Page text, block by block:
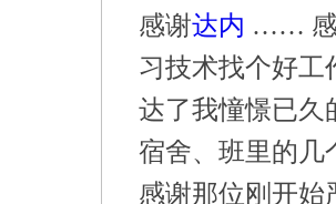
感谢达内 ……
习技术找个好工
达了我憧憬已久
宿舍、班里的几
感谢那位刚开始